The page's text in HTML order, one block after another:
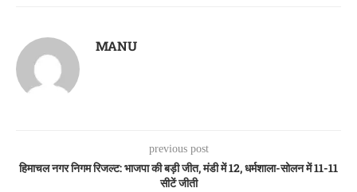
MANU
previous post
हिमाचल नगर निगम रिजल्ट: भाजपा की बड़ी जीत, मंडी में 12, धर्मशाला-सोलन में 11-11
सीटें जीती